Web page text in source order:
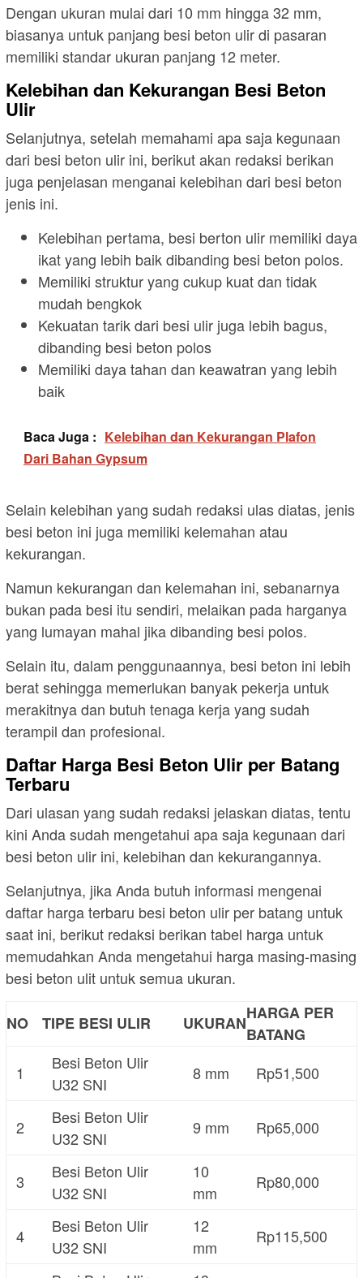
Dengan ukuran mulai dari 10 mm hingga 32 mm,
biasanya untuk panjang besi beton ulir di pasaran
memiliki standar ukuran panjang 12 meter.
Kelebihan dan Kekurangan Besi Beton
Ulir
Selanjutnya, setelah memahami apa saja kegunaan
dari besi beton ulir ini, berikut akan redaksi berikan
juga penjelasan menganai kelebihan dari besi beton
jenis ini.
Kelebihan pertama, besi berton ulir memiliki daya
ikat yang lebih baik dibanding besi beton polos.
Memiliki struktur yang cukup kuat dan tidak
mudah bengkok
Kekuatan tarik dari besi ulir juga lebih bagus,
dibanding besi beton polos
Memiliki daya tahan dan keawatran yang lebih
baik
Baca Juga : Kelebihan dan Kekurangan Plafon
Dari Bahan Gypsum
Selain kelebihan yang sudah redaksi ulas diatas, jenis
besi beton ini juga memiliki kelemahan atau
kekurangan.
Namun kekurangan dan kelemahan ini, sebanarnya
bukan pada besi itu sendiri, melaikan pada harganya
yang lumayan mahal jika dibanding besi polos.
Selain itu, dalam penggunaannya, besi beton ini lebih
berat sehingga memerlukan banyak pekerja untuk
merakitnya dan butuh tenaga kerja yang sudah
terampil dan profesional.
Daftar Harga Besi Beton Ulir per Batang
Terbaru
Dari ulasan yang sudah redaksi jelaskan diatas, tentu
kini Anda sudah mengetahui apa saja kegunaan dari
besi beton ulir ini, kelebihan dan kekurangannya.
Selanjutnya, jika Anda butuh informasi mengenai
daftar harga terbaru besi beton ulir per batang untuk
saat ini, berikut redaksi berikan tabel harga untuk
memudahkan Anda mengetahui harga masing-masing
besi beton ulit untuk semua ukuran.
NO TIPE BESI ULIR UKURANHARGA PER
BATANG
1
Besi Beton Ulir
U32 SNI
8 mm Rp51,500
2
Besi Beton Ulir
U32 SNI
9 mm Rp65,000
3
Besi Beton Ulir
U32 SNI
10
mm
Rp80,000
4
Besi Beton Ulir
U32 SNI
12
mm
Rp115,500